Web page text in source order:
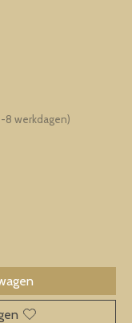
8 werkdagen)